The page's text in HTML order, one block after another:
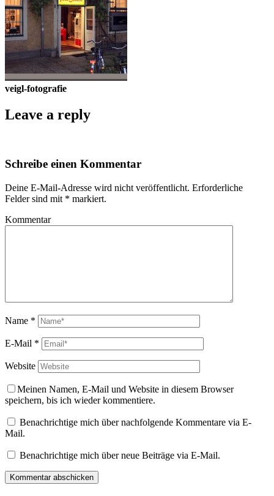
veigl-fotografie
Leave a reply
Schreibe einen Kommentar
Deine E-Mail-Adresse wird nicht veröffentlicht. Erforderliche
Felder sind mit * markiert.
Kommentar
Name *
E-Mail *
Website
Meinen Namen, E-Mail und Website in diesem Browser
speichern, bis ich wieder kommentiere.
Benachrichtige mich über nachfolgende Kommentare via E-
Mail.
Benachrichtige mich über neue Beiträge via E-Mail.